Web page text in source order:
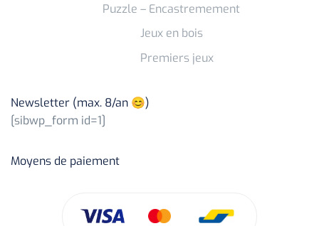
Puzzle – Encastremement
Jeux en bois
Premiers jeux
Newsletter (max. 8/an 😊)
[sibwp_form id=1]
Moyens de paiement